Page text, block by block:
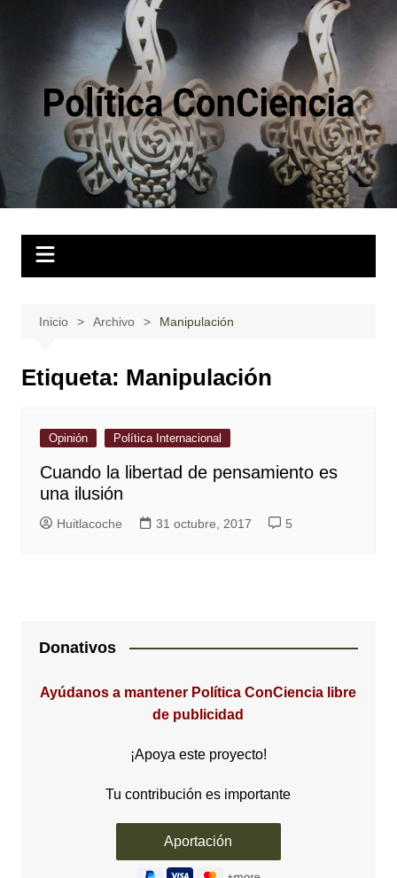
Inicio Archivo Manipulación
Etiqueta: Manipulación
Opinión Política Internacional
Cuando la libertad de pensamiento es
una ilusión
Huitlacoche 31 octubre, 2017 5
Donativos
Ayúdanos a mantener Política ConCiencia libre
de publicidad
¡Apoya este proyecto!
Tu contribución es importante